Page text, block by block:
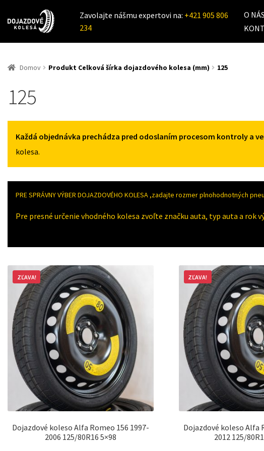
Zavolajte nášmu expertovi na: +421 905 806
234
O NÁS
Domov Produkt Celková šírka dojazdového kolesa (mm) 125
125
Každá objednávka prechádza pred odoslaním procesom kontroly a
kolesa.
PRE SPRÁVNY VÝBER DOJAZDOVÉHO KOLESA ,zadajte rozmer plnohodnotných
Pre presné určenie vhodného kolesa zvoľte značku auta, typ auta a rok
Dojazdové koleso Alfa Romeo 156 1997-
2006 125/80R16 5×98
ZĽAVA!
Dojazdové koleso Alfa
2012 125/
ZĽAVA!